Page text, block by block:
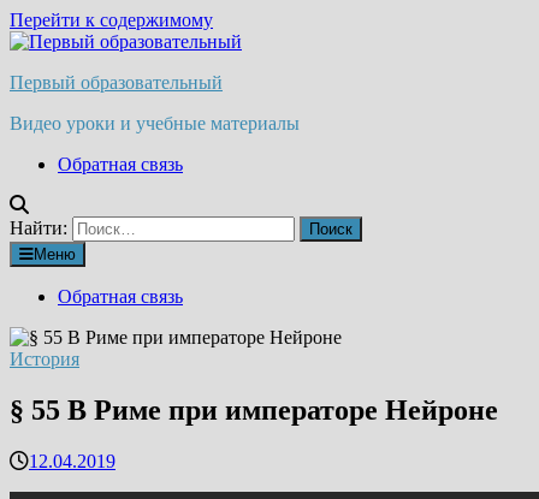
Перейти к содержимому
Первый образовательный
Видео уроки и учебные материалы
Обратная связь
Найти:
Меню
Обратная связь
История
§ 55 В Риме при императоре Нейроне
12.04.2019